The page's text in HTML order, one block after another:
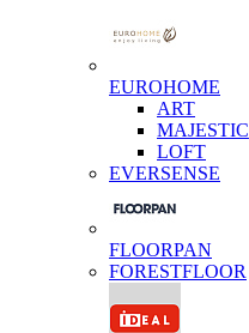
EUROHOME
ART
MAJESTIC
LOFT
EVERSENSE
FLOORPAN
FORESTFLOOR